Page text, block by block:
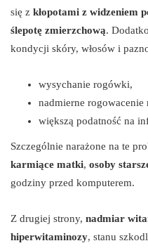
się z kłopotami z widzeniem
ślepotę zmierzchową.
kondycji skóry, włosów i
wysychanie rogówki,
nadmierne rogowacenie
większą podatność na
Szczególnie narażone na te
karmiące matki, osoby
godziny przed komputerem.
Z drugiej strony, nadmiar
hiperwitaminozy, stanu